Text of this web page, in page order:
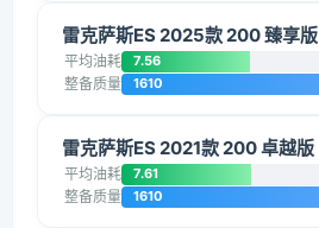
雷克萨斯ES 2025款 200 臻享版
平均油耗 7.56
整备质量 1610
雷克萨斯ES 2021款 200 卓越版
平均油耗 7.61
整备质量 1610